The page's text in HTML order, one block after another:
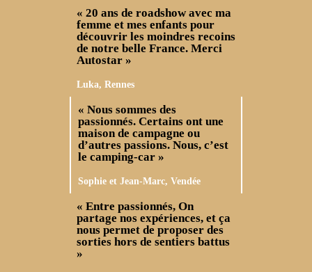
« 20 ans de roadshow avec ma
femme et mes enfants pour
découvrir les moindres recoins
de notre belle France. Merci
Autostar »
Luka, Rennes
« Nous sommes des
passionnés. Certains ont une
maison de campagne ou
d’autres passions. Nous, c’est
le camping-car »
Sophie et Jean-Marc, Vendée
« Entre passionnés, On
partage nos expériences, et ça
nous permet de proposer des
sorties hors de sentiers battus
» ​